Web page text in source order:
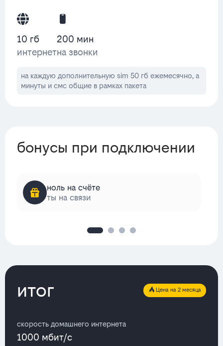
10 гб
интернет
200 мин
на звонки
на каждую дополнительную sim 50 гб ежемесячно, а
минуты и смс общие в рамках пакета
бонусы при подключении
ноль на счёте
ты на связи
итог Цена на 2 месяца
скорость домашнего интернета
1000 мбит/с